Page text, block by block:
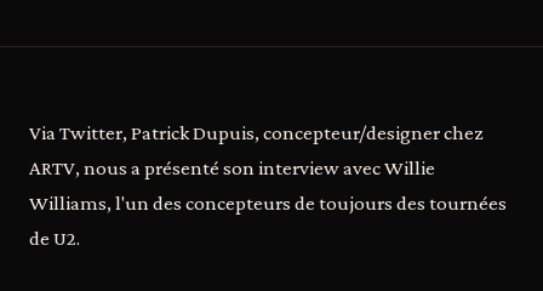
Via Twitter, Patrick Dupuis, concepteur/designer chez
ARTV, nous a présenté son interview avec Willie
Williams, l'un des concepteurs de toujours des tournées
de U2.